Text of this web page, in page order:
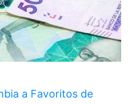
a Favoritos de